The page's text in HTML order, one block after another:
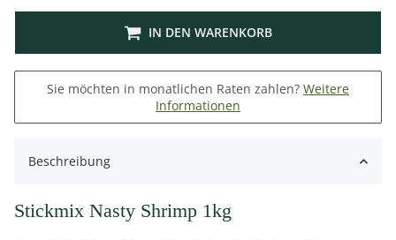
IN DEN WARENKORB
Sie möchten in monatlichen Raten zahlen? Weitere
Informationen
Beschreibung
Stickmix Nasty Shrimp 1kg